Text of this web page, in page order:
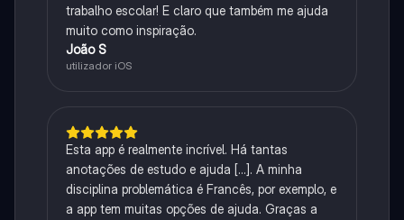
trabalho escolar! E claro que também me ajuda
muito como inspiração.
João S
utilizador iOS
Esta app é realmente incrível. Há tantas
anotações de estudo e ajuda [...]. A minha
disciplina problemática é Francês, por exemplo, e
a app tem muitas opções de ajuda. Graças a